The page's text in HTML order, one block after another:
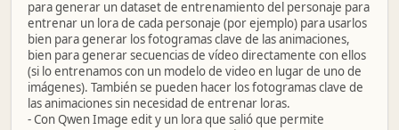
para generar un dataset de entrenamiento del personaje para
entrenar un lora de cada personaje (por ejemplo) para usarlos
bien para generar los fotogramas clave de las animaciones,
bien para generar secuencias de vídeo directamente con ellos
(si lo entrenamos con un modelo de video en lugar de uno de
imágenes). También se pueden hacer los fotogramas clave de
las animaciones sin necesidad de entrenar loras.
- Con Qwen Image edit y un lora que salió que permite